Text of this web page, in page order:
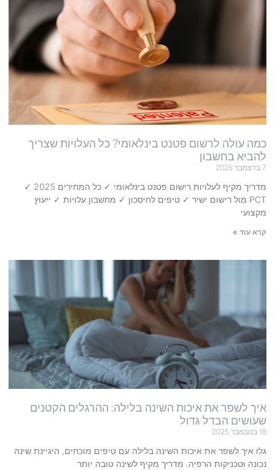
כמה עולה לרשום פטנט בינלאומי? כל העלויות שצריך
להביא בחשבון
7 בדצמבר 2025
מדריך מקיף לעלויות רישום פטנט בינלאומי ✓ כל המחירים 2025 ✓
PCT מול רישום ישיר ✓ טיפים לחיסכון ✓ מחשבון עלויות ✓ ייעוץ
מקצועי
קרא עוד »
איך לשפר את איכות השינה בלילה: ההרגלים הקטנים
שעושים הבדל גדול
18 בנובמבר 2025
גלו איך לשפר את איכות השינה בלילה עם טיפים מוכחים, היגיינת שינה
נכונה וטכניקות הרפיה. מדריך מקיף לשינה טובה יותר